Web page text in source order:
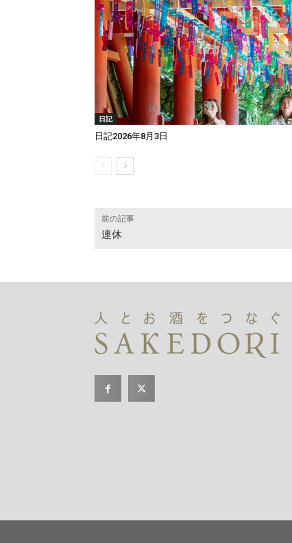
日記
日記2026年8月3日
前の記事
連休